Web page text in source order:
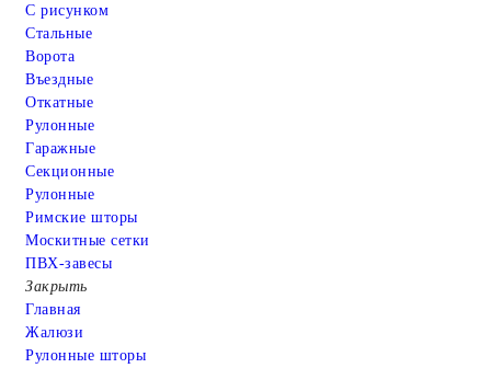
С рисунком
Стальные
Ворота
Въездные
Откатные
Рулонные
Гаражные
Cекционные
Рулонные
Римские шторы
Москитные сетки
ПВХ-завесы
Закрыть
Главная
Жалюзи
Рулонные шторы